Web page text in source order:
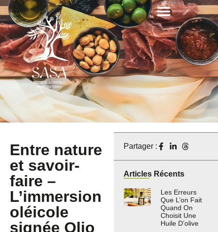
Entre nature
et savoir-
faire –
L’immersion
oléicole
signée Olio
Partager :
Articles Récents
Les Erreurs
Que L’on Fait
Quand On
Choisit Une
Huile D’olive